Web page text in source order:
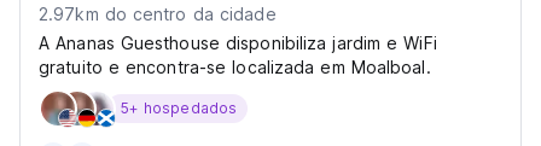
2.97km do centro da cidade
A Ananas Guesthouse disponibiliza jardim e WiFi
gratuito e encontra-se localizada em Moalboal.
5+ hospedados